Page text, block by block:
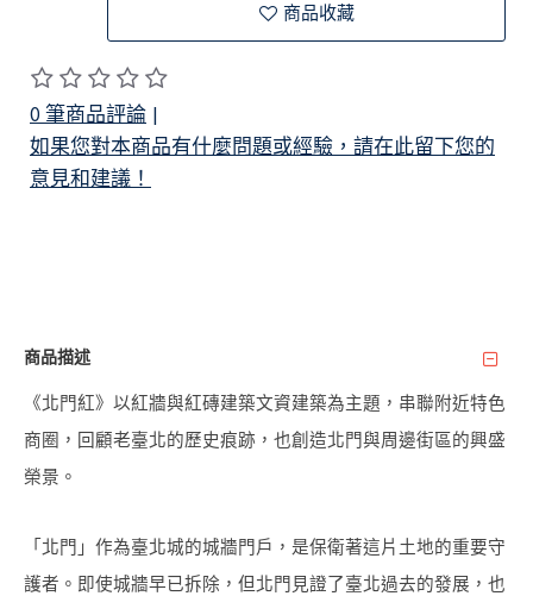
0 筆商品評論 |
如果您對本商品有什麼問題或經驗，請在此留下您的
意見和建議！
商品收藏
商品描述
《北門紅》以紅牆與紅磚建築文資建築為主題，串聯附近特色
商圈，回顧老臺北的歷史痕跡，也創造北門與周邊街區的興盛
榮景。
「北門」作為臺北城的城牆門戶，是保衛著這片土地的重要守
護者。即使城牆早已拆除，但北門見證了臺北過去的發展，也